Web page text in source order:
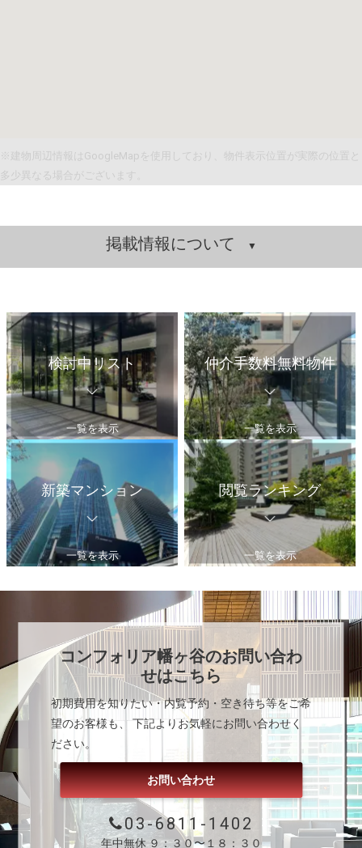
※建物周辺情報はGoogleMapを使用しており、物件表示位置が実際の位置と
多少異なる場合がございます。
掲載情報について
検討中リスト
一覧を表示
仲介手数料無料物件
一覧を表示
新築マンション
一覧を表示
閲覧ランキング
一覧を表示
コンフォリア幡ヶ谷のお問い合わ
せはこちら
初期費用を知りたい・内覧予約・空き待ち等をご希
望のお客様も、 下記よりお気軽にお問い合わせく
ださい。
お問い合わせ
03-6811-1402
年中無休 ９：３０〜１８：３０